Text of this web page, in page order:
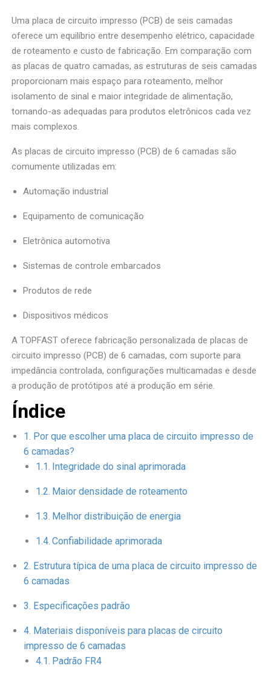
Uma placa de circuito impresso (PCB) de seis camadas
oferece um equilíbrio entre desempenho elétrico, capacidade
de roteamento e custo de fabricação. Em comparação com
as placas de quatro camadas, as estruturas de seis camadas
proporcionam mais espaço para roteamento, melhor
isolamento de sinal e maior integridade de alimentação,
tornando-as adequadas para produtos eletrônicos cada vez
mais complexos.
As placas de circuito impresso (PCB) de 6 camadas são
comumente utilizadas em:
Automação industrial
Equipamento de comunicação
Eletrônica automotiva
Sistemas de controle embarcados
Produtos de rede
Dispositivos médicos
A TOPFAST oferece fabricação personalizada de placas de
circuito impresso (PCB) de 6 camadas, com suporte para
impedância controlada, configurações multicamadas e desde
a produção de protótipos até a produção em série.
Índice
Por que escolher uma placa de circuito impresso de
6 camadas?
Integridade do sinal aprimorada
Maior densidade de roteamento
Melhor distribuição de energia
Confiabilidade aprimorada
Estrutura típica de uma placa de circuito impresso de
6 camadas
Especificações padrão
Materiais disponíveis para placas de circuito
impresso de 6 camadas
Padrão FR4